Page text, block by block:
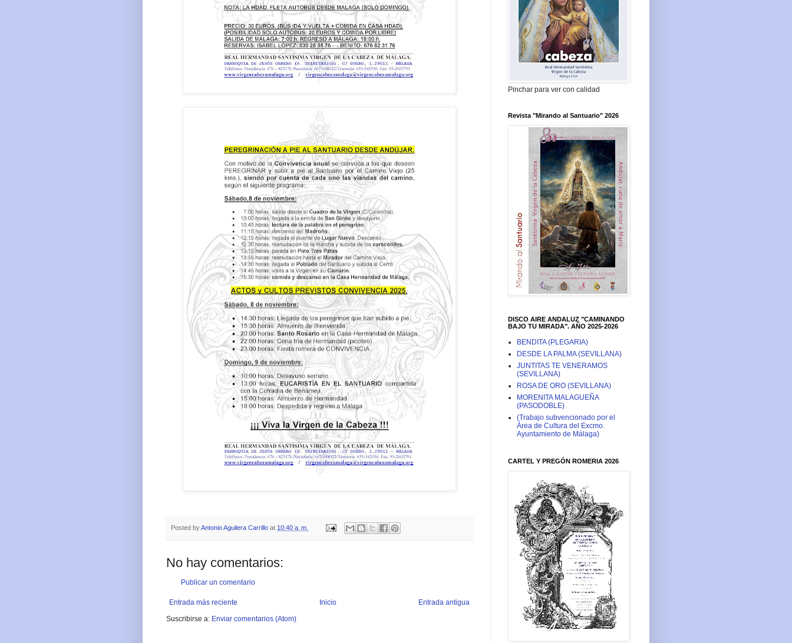
Posted byAntonio Aguilera Carrillo at 10:40 a. m.
No hay comentarios:
Publicar un comentario
Entrada más reciente Entrada antigua
Inicio
Suscribirse a: Enviar comentarios (Atom)
Pinchar para ver con calidad
Revista "Mirando al Santuario" 2026
DISCO AIRE ANDALUZ "CAMINANDO
BAJO TU MIRADA". AÑO 2025-2026
BENDITA (PLEGARIA)
DESDE LA PALMA (SEVILLANA)
JUNTITAS TE VENERAMOS
(SEVILLANA)
ROSA DE ORO (SEVILLANA)
MORENITA MALAGUEÑA
(PASODOBLE)
(Trabajo subvencionado por el
Área de Cultura del Excmo.
Ayuntamiento de Málaga)
CARTEL Y PREGÓN ROMERIA 2026